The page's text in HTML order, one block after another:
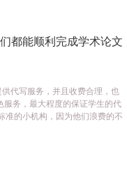
都能顺利完成学术论文
代写服务，并且收费合理，也
务，最大程度的保证学生的代
准的小机构，因为他们浪费的不